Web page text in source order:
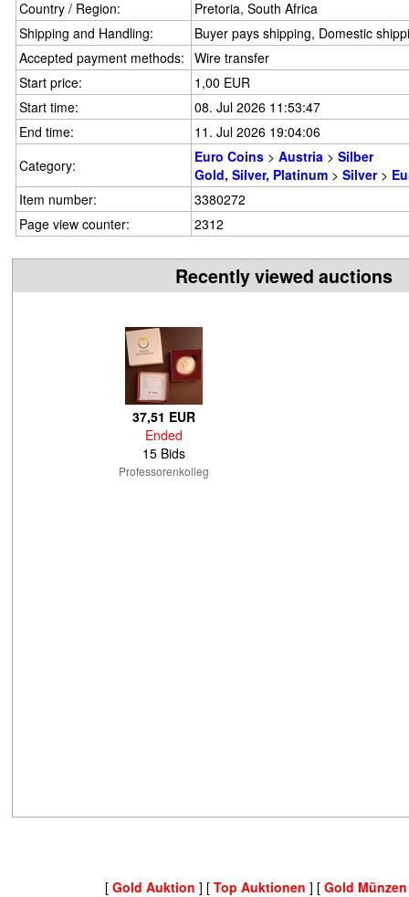
Country / Region:
Pretoria, South Africa
Shipping and Handling:
Buyer pays shipping, Domestic
Accepted payment methods: Wire transfer
Start price:
1,00 EUR
Start time:
08. Jul 2026 11:53:47
End time:
11. Jul 2026 19:04:06
Category:
Euro Coins > Austria > Silber
Gold, Silver, Platinum > Silver>
Item number:
3380272
Page view counter:
2312
Recently viewed auctions
37,51 EUR
Ended
15 Bids
Professorenkolleg
[ Gold Auktion ] [ Top Auktionen ] [ Gold